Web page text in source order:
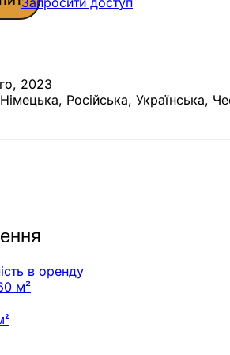
2023
Російська, Українська,
в оренду